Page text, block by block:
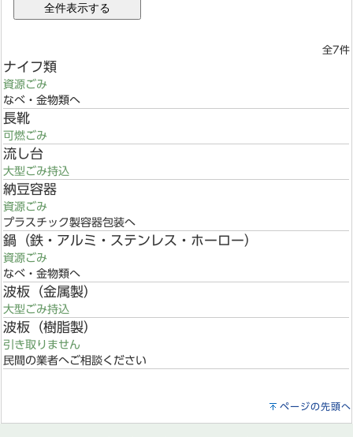
全7件
ナイフ類
資源ごみ
なべ・金物類へ
長靴
可燃ごみ
流し台
大型ごみ持込
納豆容器
資源ごみ
プラスチック製容器包装へ
鍋（鉄・アルミ・ステンレス・ホーロー）
資源ごみ
なべ・金物類へ
波板（金属製）
大型ごみ持込
波板（樹脂製）
引き取りません
民間の業者へご相談ください
ページの先頭へ